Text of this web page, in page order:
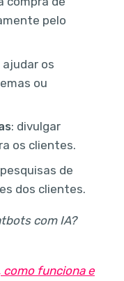
pelo
ajudar os
ou
: divulgar
os clientes.
de
dos clientes.
com IA?
como funciona e